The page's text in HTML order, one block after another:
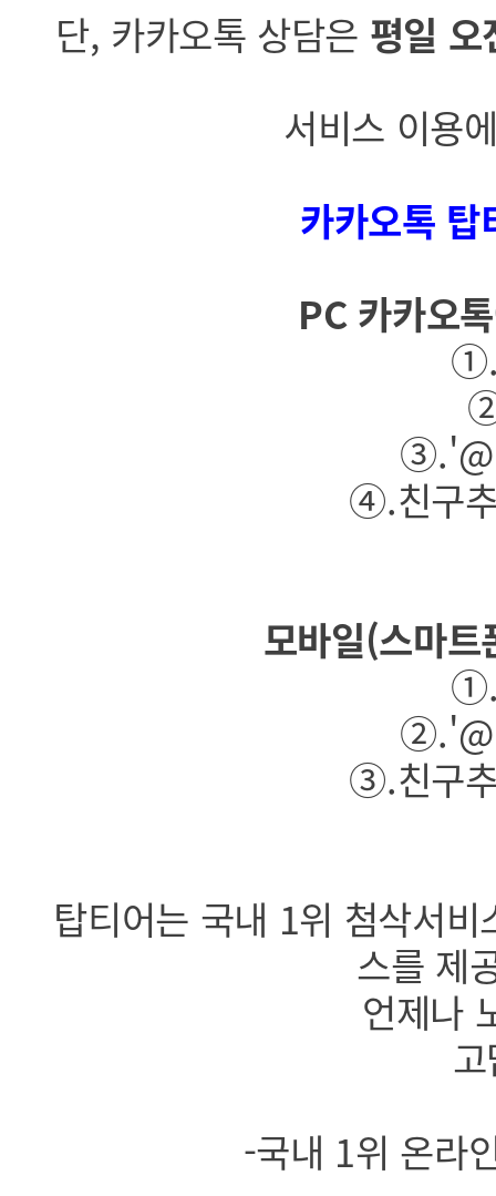
단, 카카오톡 상담은 평일
서비스 이용
카카오톡
PC 카카오
①.
③.'@
④.친구
모바일(스마
①.
②.'@
③.친구
탑티어는 국내 1위 첨삭서
스를 제
언제나
-국내 1위 온라